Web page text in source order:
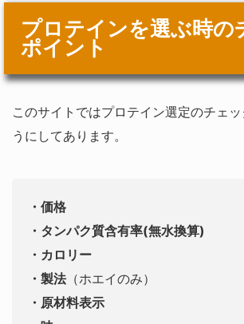
プロテインを選ぶ時の
ポイント
このサイトではプロテイン選定のチェ
うにしてあります。
・価格
・タンパク質含有率(無水換算)
・カロリー
・製法（ホエイのみ）
・原材料表示